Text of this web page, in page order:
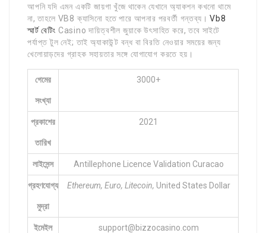
আপনি যদি এমন একটি জায়গা খুঁজে থাকেন যেখানে অ্যাকশন কখনো থামে
না, তাহলে VB8 ক্যাসিনো হতে পারে আপনার পরবর্তী গন্তব্য।Vb8
স্মার্ট বেটিং Casino দায়িত্বশীল জুয়াকে উৎসাহিত করে, তবে সাইটে
পর্যাপ্ত টুল নেই; তাই অ্যাকাউন্ট বন্ধ বা বিরতি নেওয়ার সময়ের জন্য
খেলোয়াড়দের গ্রাহক সহায়তার সঙ্গে যোগাযোগ করতে হয়।
গেমের
সংখ্যা
3000+
প্রকাশের
তারিখ
2021
লাইসেন্স Antillephone Licence Validation Curacao
গ্রহণযোগ্য
মুদ্রা
Ethereum, Euro, Litecoin, United States Dollar
ইমেইল support@bizzocasino.com